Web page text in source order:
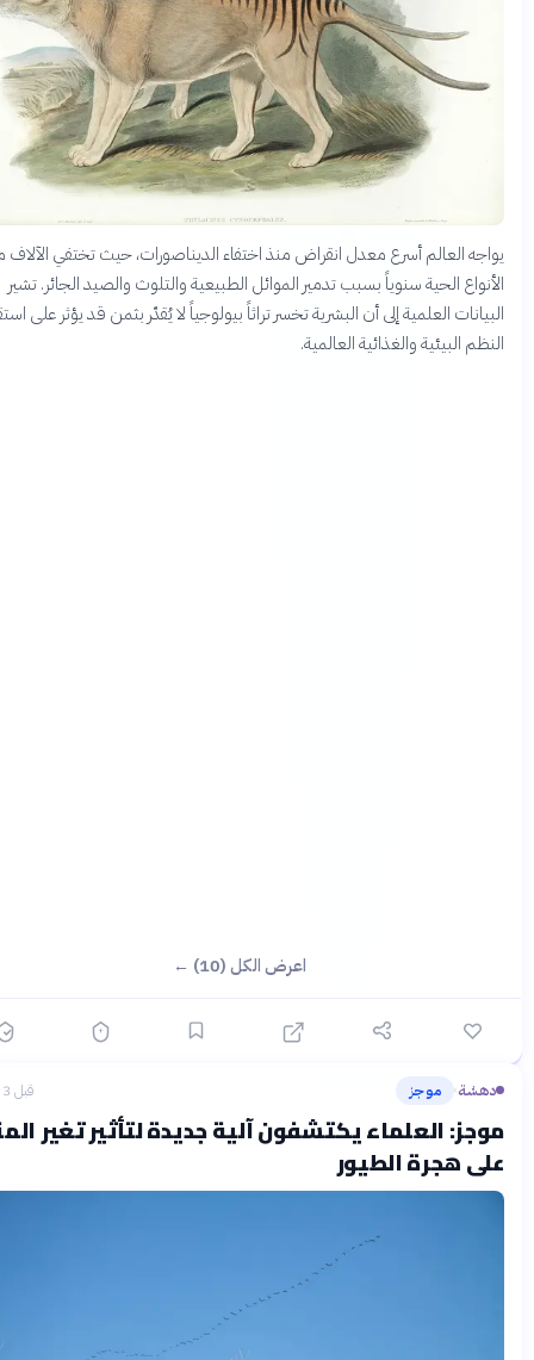
العالم أسرع معدل انقراض منذ اختفاء الديناصورات، حيث تختفي الآلاف من
الحية سنوياً بسبب تدمير الموائل الطبيعية والتلوث والصيد الجائر. تشير
العلمية إلى أن البشرية تخسر تراثاً بيولوجياً لا يُقدّر بثمن قد يؤثر على استقرار
البيئية والغذائية العالمية.
اعرض الكل (10) ←
› موجز
العلماء يكتشفون آلية جديدة لتأثير تغير المناخ
هجرة الطيور